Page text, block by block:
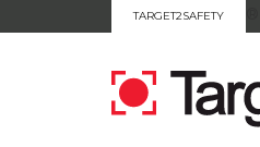
TARGET2SAFETY